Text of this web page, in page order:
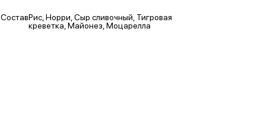
СоставРис, Норри, Сыр сливочный, Тигровая
креветка, Майонез, Моцарелла